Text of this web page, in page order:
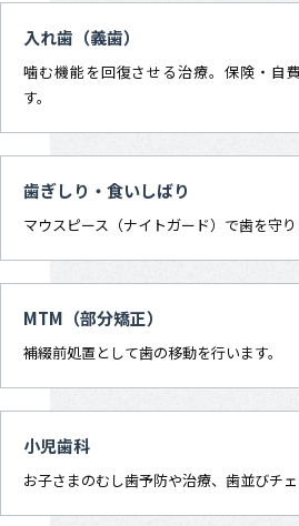
入れ歯（義歯）
噛む機能を回復させる治療。保険・自
す。
歯ぎしり・食いしばり
マウスピース（ナイトガード）で歯を守り
MTM（部分矯正）
補綴前処置として歯の移動を行います。
小児歯科
お子さまのむし歯予防や治療、歯並びチェ